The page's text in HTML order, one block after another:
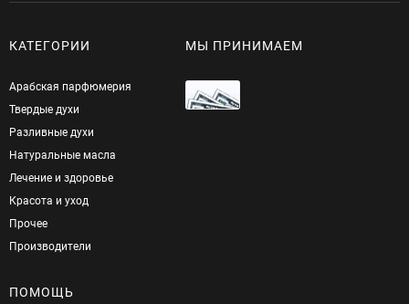
КАТЕГОРИИ
Арабская парфюмерия
Твердые духи
Разливные духи
Натуральные масла
Лечение и здоровье
Красота и уход
Прочее
Производители
МЫ ПРИНИМАЕМ
ПОМОЩЬ